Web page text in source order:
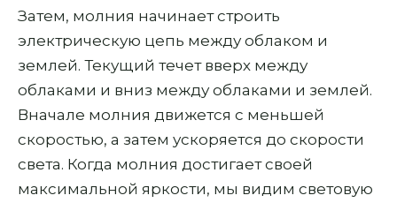
Затем, молния начинает строить
электрическую цепь между облаком и
землей. Текущий течет вверх между
облаками и вниз между облаками и землей.
Вначале молния движется с меньшей
скоростью, а затем ускоряется до скорости
света. Когда молния достигает своей
максимальной яркости, мы видим световую